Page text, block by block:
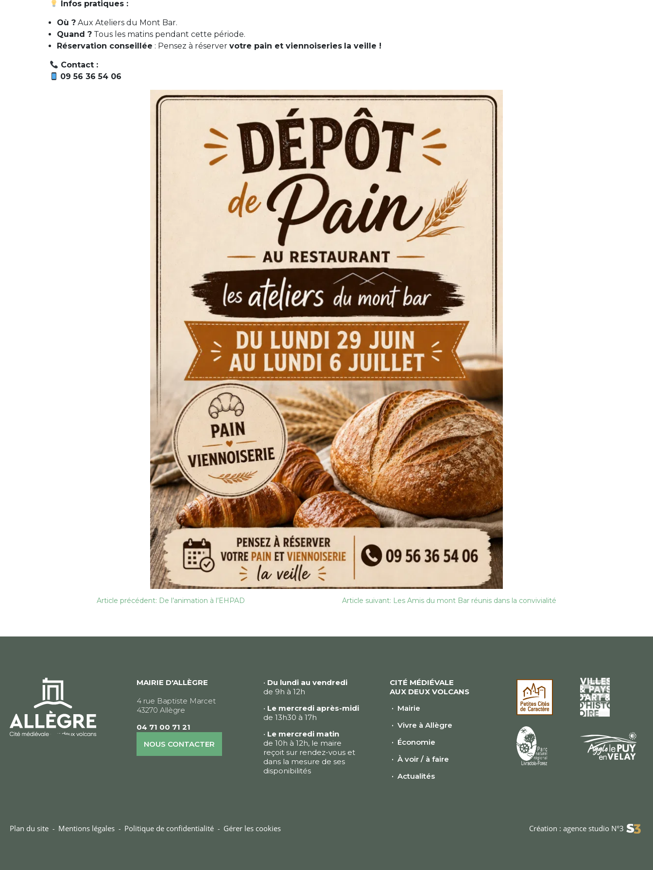
Infos pratiques :
Où ? Aux Ateliers du Mont Bar.
Quand ? Tous les matins pendant cette période.
Réservation conseillée : Pensez à réserver votre pain et viennoiseries la veille !
Contact :
09 56 36 54 06
l’article
Article précédent: De l’animation à l’EHPAD Article suivant: Les Amis du mont Bar réunis dans la convivialité
MAIRIE D'ALLÈGRE
4 rue Baptiste Marcet
43270 Allègre
04 71 00 71 21
NOUS CONTACTER
• Du lundi au vendredi
de 9h à 12h
• Le mercredi après-midi
de 13h30 à 17h
• Le mercredi matin
de 10h à 12h, le maire
reçoit sur rendez-vous et
dans la mesure de ses
disponibilités
CITÉ MÉDIÉVALE
AUX DEUX VOLCANS
Mairie
Vivre à Allègre
Économie
À voir / à faire
Actualités
Plan du site Mentions légales Politique de confidentialité Gérer les cookies Création : agence studio N°3